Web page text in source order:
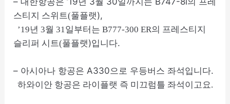
프레
스티지 스위트(풀플랫),
’19년 3월 31일부터는B777-300 ER의 프레스티지
슬리퍼 시트(풀플랫)입니다.
– 아시아나 항공은 A330으로 우등버스 좌석입니다.
하와이안 항공은 라이플랫 즉 미끄럼틀 좌석이고요.